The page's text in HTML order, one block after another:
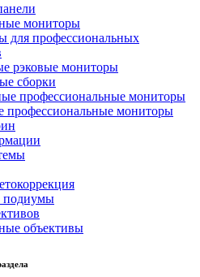
мониторы
для профессиональных
рэковые мониторы
сборки
профессиональные мониторы
профессиональные мониторы
подиумы
объективы